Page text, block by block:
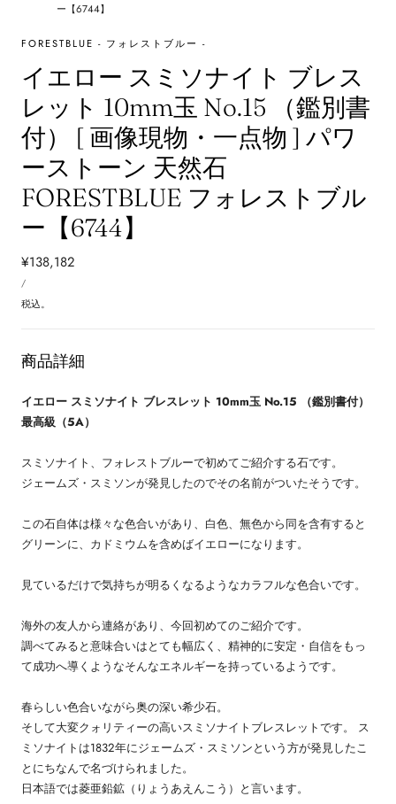
ー【6744】
FORESTBLUE - フォレストブルー -
イエロー スミソナイト ブレス
レット 10mm玉 No.15 （鑑別書
付） [ 画像現物・一点物 ] パワ
ーストーン 天然石
FORESTBLUE フォレストブル
ー【6744】
通
常
価
¥138,182
単
価/あ
り
税込。
商品詳細
イエロー スミソナイト ブレスレット 10mm玉 No.15 （鑑別書付）
最高級（5A）
スミソナイト、フォレストブルーで初めてご紹介する石です。
ジェームズ・スミソンが発見したのでその名前がついたそうです。
この石自体は様々な色合いがあり、白色、無色から同を含有すると
グリーンに、カドミウムを含めばイエローになります。
見ているだけで気持ちが明るくなるようなカラフルな色合いです。
海外の友人から連絡があり、今回初めてのご紹介です。
調べてみると意味合いはとても幅広く、精神的に安定・自信をもっ
て成功へ導くようなそんなエネルギーを持っているようです。
春らしい色合いながら奥の深い希少石。
そして大変クォリティーの高いスミソナイトブレスレットです。 ス
ミソナイトは1832年にジェームズ・スミソンという方が発見したこ
とにちなんで名づけられました。
日本語では菱亜鉛鉱（りょうあえんこう）と言います。